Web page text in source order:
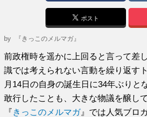
ポスト
by 『きっこのメルマガ』
前政権時を遥かに上回ると言って差
識では考えられない言動を繰り返す
月14日の自身の誕生日に34年ぶりと
敢行したことも、大きな物議を醸し
『 きっこのメルマガ』では人気ブロ